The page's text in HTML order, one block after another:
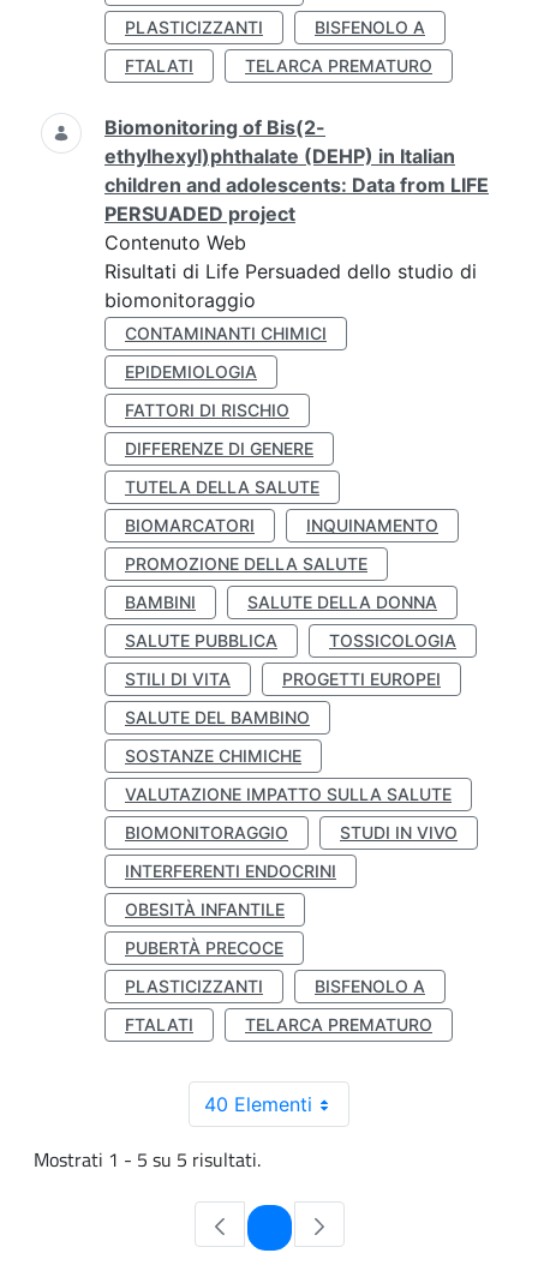
PLASTICIZZANTI
BISFENOLO A
FTALATI
TELARCA PREMATURO
Biomonitoring of Bis(2-
ethylhexyl)phthalate (DEHP) in Italian
children and adolescents: Data from LIFE
PERSUADED project
Contenuto Web
Risultati di Life Persuaded dello studio di
biomonitoraggio
CONTAMINANTI CHIMICI
EPIDEMIOLOGIA
FATTORI DI RISCHIO
DIFFERENZE DI GENERE
TUTELA DELLA SALUTE
BIOMARCATORI
INQUINAMENTO
PROMOZIONE DELLA SALUTE
BAMBINI
SALUTE DELLA DONNA
SALUTE PUBBLICA
TOSSICOLOGIA
STILI DI VITA
PROGETTI EUROPEI
SALUTE DEL BAMBINO
SOSTANZE CHIMICHE
VALUTAZIONE IMPATTO SULLA SALUTE
BIOMONITORAGGIO
STUDI IN VIVO
INTERFERENTI ENDOCRINI
OBESITÀ INFANTILE
PUBERTÀ PRECOCE
PLASTICIZZANTI
BISFENOLO A
FTALATI
TELARCA PREMATURO
40 Elementi
Mostrati 1 - 5 su 5 risultati.
Pagina